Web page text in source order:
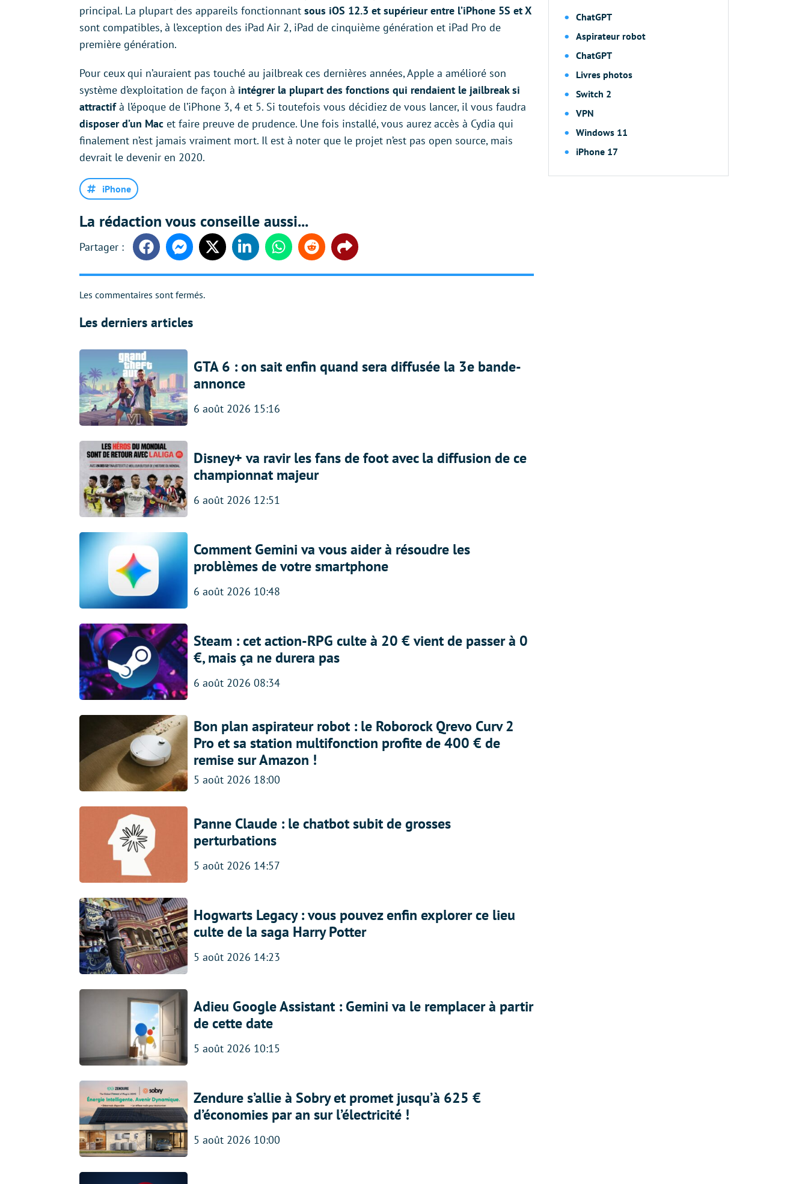
principal. La plupart des appareils fonctionnant sous iOS 12.3 et supérieur entre l’iPhone 5S et X
sont compatibles, à l’exception des iPad Air 2, iPad de cinquième génération et iPad Pro de
première génération.
Pour ceux qui n’auraient pas touché au jailbreak ces dernières années, Apple a amélioré son
système d’exploitation de façon à intégrer la plupart des fonctions qui rendaient le jailbreak si
attractifà l’époque de l’iPhone 3, 4 et 5. Si toutefois vous décidiez de vous lancer, il vous faudra
disposer d’un Mac et faire preuve de prudence. Une fois installé, vous aurez accès à Cydia qui
finalement n’est jamais vraiment mort. Il est à noter que le projet n’est pas open source, mais
devrait le devenir en 2020.
iPhone
La rédaction vous conseille aussi...
FacebookMessengerTwitter LinkedinWhatsappReddit Share
Les commentaires sont fermés.
Les derniers articles
GTA 6 : on sait enfin quand sera diffusée la 3e bande-
annonce
6 août 2026 15:16
Disney+ va ravir les fans de foot avec la diffusion de ce
championnat majeur
6 août 2026 12:51
Comment Gemini va vous aider à résoudre les
problèmes de votre smartphone
6 août 2026 10:48
Steam : cet action-RPG culte à 20 € vient de passer à 0
€, mais ça ne durera pas
6 août 2026 08:34
Bon plan aspirateur robot : le Roborock Qrevo Curv 2
Pro et sa station multifonction profite de 400 € de
remise sur Amazon !
5 août 2026 18:00
Panne Claude : le chatbot subit de grosses
perturbations
5 août 2026 14:57
Hogwarts Legacy : vous pouvez enfin explorer ce lieu
culte de la saga Harry Potter
5 août 2026 14:23
Adieu Google Assistant : Gemini va le remplacer à partir
de cette date
5 août 2026 10:15
Zendure s’allie à Sobry et promet jusqu’à 625 €
d’économies par an sur l’électricité !
5 août 2026 10:00
ChatGPT
Aspirateur robot
ChatGPT
Livres photos
Switch 2
VPN
Windows 11
iPhone 17